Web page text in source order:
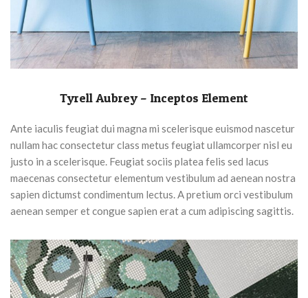
Tyrell Aubrey – Inceptos Element
Ante iaculis feugiat dui magna mi scelerisque euismod nascetur
nullam hac consectetur class metus feugiat ullamcorper nisl eu
justo in a scelerisque. Feugiat sociis platea felis sed lacus
maecenas consectetur elementum vestibulum ad aenean nostra
sapien dictumst condimentum lectus. A pretium orci vestibulum
aenean semper et congue sapien erat a cum adipiscing sagittis.